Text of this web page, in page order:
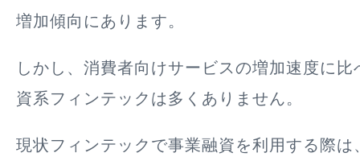
増加傾向にあります。
しかし、消費者向けサービスの増加速度に
資系フィンテックは多くありません。
現状フィンテックで事業融資を利用する際は